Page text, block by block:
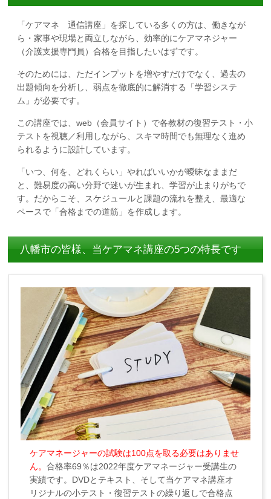
「ケアマネ 通信講座」を探している多くの方は、働きなが
ら・家事や現場と両立しながら、効率的にケアマネジャー
（介護支援専門員）合格を目指したいはずです。
そのためには、ただインプットを増やすだけでなく、過去の
出題傾向を分析し、弱点を徹底的に解消する「学習システ
ム」が必要です。
この講座では、web（会員サイト）で各教材の復習テスト・小
テストを視聴／利用しながら、スキマ時間でも無理なく進め
られるように設計しています。
「いつ、何を、どれくらい」やればいいかが曖昧なままだ
と、難易度の高い分野で迷いが生まれ、学習が止まりがちで
す。だからこそ、スケジュールと課題の流れを整え、最適な
ペースで「合格までの道筋」を作成します。
八幡市の皆様、当ケアマネ講座の5つの特長です
ケアマネージャーの試験は100点を取る必要はありませ
ん。合格率69％は2022年度ケアマネージャー受講生の
実績です。DVDとテキスト、そして当ケアマネ講座オ
リジナルの小テスト・復習テストの繰り返しで合格点